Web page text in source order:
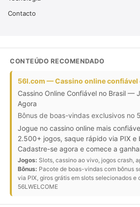
Contacto
CONTEÚDO RECOMENDADO
56l.com — Cassino online confiável
Cassino Online Confiável no Brasil —
Agora
Bônus de boas-vindas exclusivos no
Jogue no cassino online mais
2.500+ jogos, saque rápido via PIX e
Cadastre-se agora e comece a
Jogos: Slots, cassino ao vivo, jogos crash,
Bônus: Pacote de boas-vindas com bônus
via PIX, giros grátis em slots selecionados e
56LWELCOME